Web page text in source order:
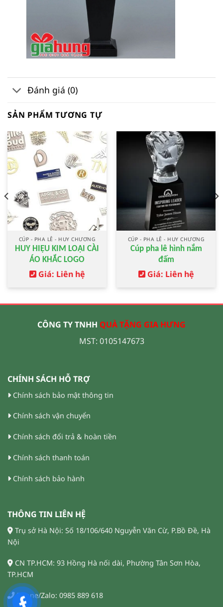
Đánh giá (0)
SẢN PHẨM TƯƠNG TỰ
CÚP - PHA LÊ - HUY CHƯƠNG
HUY HIỆU KIM LOẠI CÀI
ÁO KHẮC LOGO
Giá: Liên hệ
CÚP - PHA LÊ - HUY CHƯƠNG
Cúp pha lê hình nắm
đấm
Giá: Liên hệ
CÔNG TY TNHH QUÀ TẶNG GIA HƯNG
MST: 0105147673
CHÍNH SÁCH HỖ TRỢ
Chính sách bảo mật thông tin
Chính sách vận chuyển
Chính sách đổi trả & hoàn tiền
Chính sách thanh toán
Chính sách bảo hành
THÔNG TIN LIÊN HỆ
Trụ sở Hà Nội: Số 18/106/640 Nguyễn Văn Cừ, P.Bồ Đề, Hà
Nội
CN TP.HCM: 93 Hồng Hà nối dài, Phường Tân Sơn Hòa,
TP.HCM
Phone/Zalo: 0985 889 618